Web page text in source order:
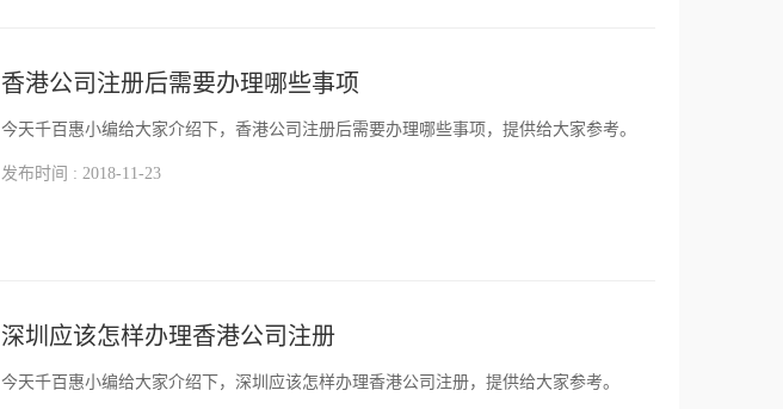
香港公司注册后需要办理哪些事项
今天千百惠小编给大家介绍下，香港公司注册后需要办理哪些事项，提供给大家参考。
发布时间 : 2018-11-23
深圳应该怎样办理香港公司注册
今天千百惠小编给大家介绍下，深圳应该怎样办理香港公司注册，提供给大家参考。